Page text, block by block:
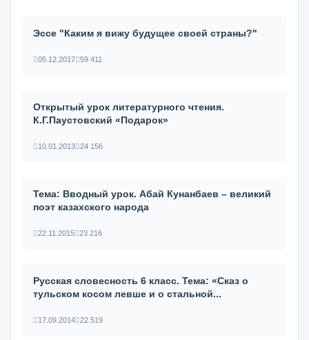
Эссе "Каким я вижу будущее своей страны?"
05.12.2017 59 411
Открытый урок литературного чтения.
К.Г.Паустовский «Подарок»
10.01.2013 24 156
Тема: Вводный урок. Абай Кунанбаев – великий
поэт казахского народа
22.11.2015 23 216
Русская словесность 6 класс. Тема: «Сказ о
тульском косом левше и о стальной...
17.09.2014 22 519